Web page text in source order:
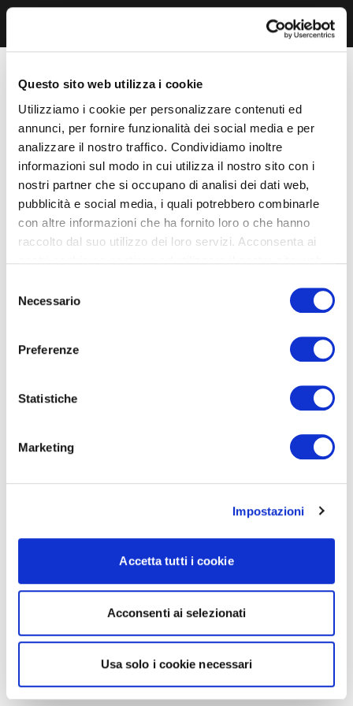
Questo sito web utilizza i cookie
Utilizziamo i cookie per personalizzare contenuti ed
annunci, per fornire funzionalità dei social media e per
analizzare il nostro traffico. Condividiamo inoltre
informazioni sul modo in cui utilizza il nostro sito con i
nostri partner che si occupano di analisi dei dati web,
pubblicità e social media, i quali potrebbero combinarle
con altre informazioni che ha fornito loro o che hanno
raccolto dal suo utilizzo dei loro servizi. Acconsenta ai
delNecessario
Preferenze
Statistiche
Marketing
Impostazioni
Accetta tutti i cookie
Acconsenti ai selezionati
Usa solo i cookie necessari